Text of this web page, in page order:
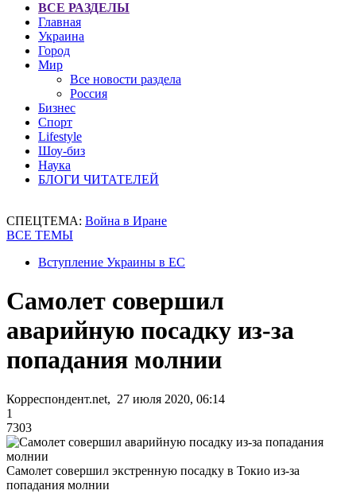
ВСЕ РАЗДЕЛЫ
Главная
Украина
Город
Мир
Все новости раздела
Россия
Бизнес
Спорт
Lifestyle
Шоу-биз
Наука
БЛОГИ ЧИТАТЕЛЕЙ
СПЕЦТЕМА: Война в Иране
ВСЕ ТЕМЫ
Вступление Украины в ЕС
Самолет совершил
аварийную посадку из-за
попадания молнии
Корреспондент.net, 27 июля 2020, 06:14
1
7303
Самолет совершил экстренную посадку в Токио из-за
попадания молнии